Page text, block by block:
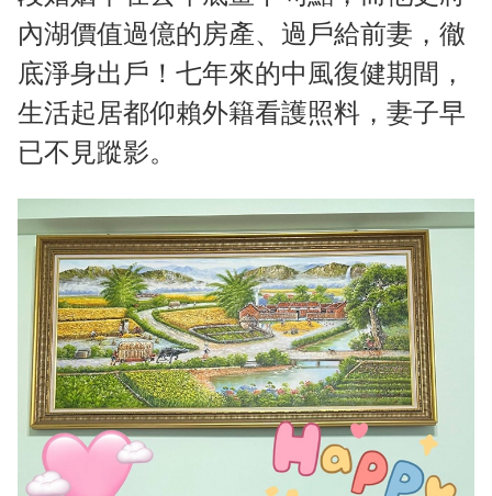
內湖價值過億的房產、過戶給前妻，徹
底淨身出戶！七年來的中風復健期間，
生活起居都仰賴外籍看護照料，妻子早
已不見蹤影。